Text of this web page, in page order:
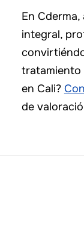
En
integral,
tratamiento
en Cali?
de